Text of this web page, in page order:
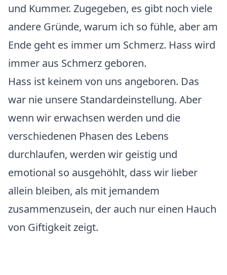
und Kummer. Zugegeben, es gibt noch viele
andere Gründe, warum ich so fühle, aber am
Ende geht es immer um Schmerz. Hass wird
immer aus Schmerz geboren.
Hass ist keinem von uns angeboren. Das
war nie unsere Standardeinstellung. Aber
wenn wir erwachsen werden und die
verschiedenen Phasen des Lebens
durchlaufen, werden wir geistig und
emotional so ausgehöhlt, dass wir lieber
allein bleiben, als mit jemandem
zusammenzusein, der auch nur einen Hauch
von Giftigkeit zeigt.